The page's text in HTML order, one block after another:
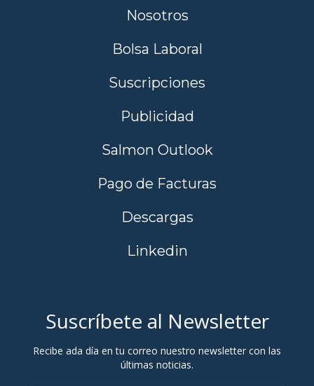
Nosotros
Bolsa Laboral
Suscripciones
Publicidad
Salmon Outlook
Pago de Facturas
Descargas
Linkedin
Suscríbete al Newsletter
Recibe ada día en tu correo nuestro newsletter con las
últimas noticias.